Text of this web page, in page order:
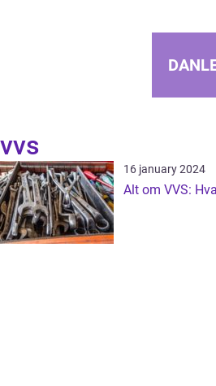
vvs
16 january 2024
Alt om VVS: